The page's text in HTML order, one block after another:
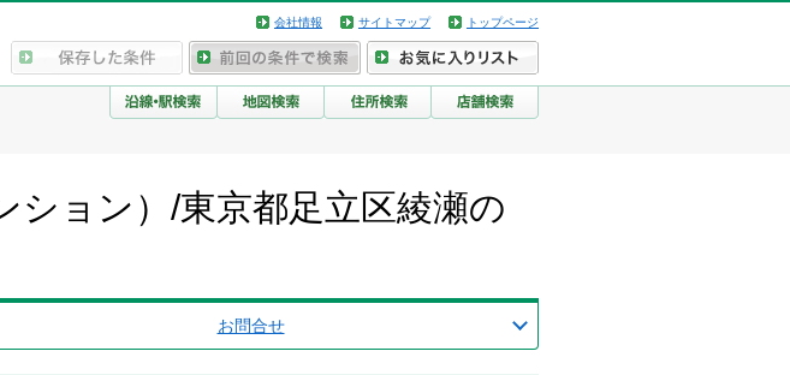
会社情報 サイトマップ トップページ
ション）/東京都足立区綾瀬の
お問合せ